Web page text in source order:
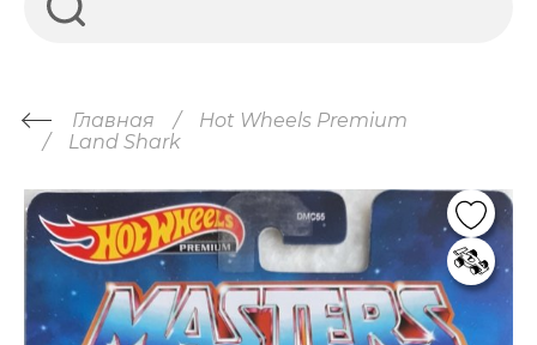
Главная
Hot Wheels Premium
Land Shark